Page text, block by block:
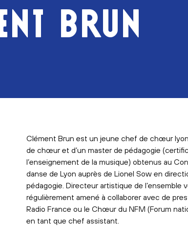
BRUN
Clément Brun est un jeune chef de chœur
de chœur et d’un master de pédagogie
l’enseignement de la musique) obtenus au
danse de Lyon auprès de Lionel Sow en
pédagogie. Directeur artistique de l’ensemble
régulièrement amené à collaborer avec de
Radio France ou le Chœur du NFM (Forum
en tant que chef assistant.